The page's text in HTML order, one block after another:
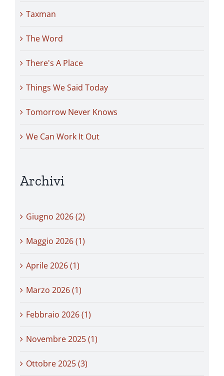
Taxman
The Word
There's A Place
Things We Said Today
Tomorrow Never Knows
We Can Work It Out
Archivi
Giugno 2026 (2)
Maggio 2026 (1)
Aprile 2026 (1)
Marzo 2026 (1)
Febbraio 2026 (1)
Novembre 2025 (1)
Ottobre 2025 (3)